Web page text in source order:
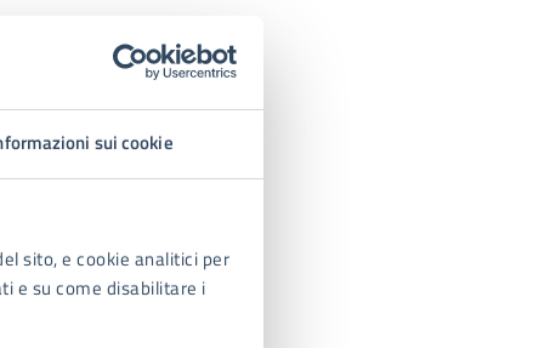
sui cookie
sito, e cookie analitici per
e su come disabilitare i